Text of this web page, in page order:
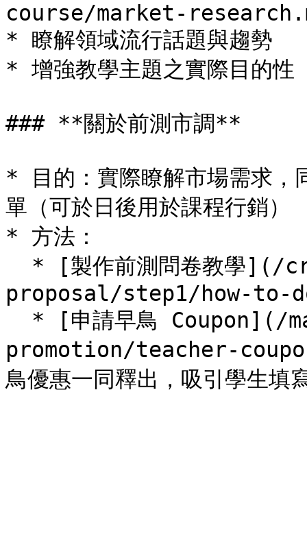
course/market-
* 瞭解領域流行話題與趨勢
* 增強教學主題之實際目的性
### **關於前測市調**
* 目的：實際瞭解市場需求，
單（可於日後用於課程行銷）
* 方法：
proposal/step1/how-to-
promotion/teacher-